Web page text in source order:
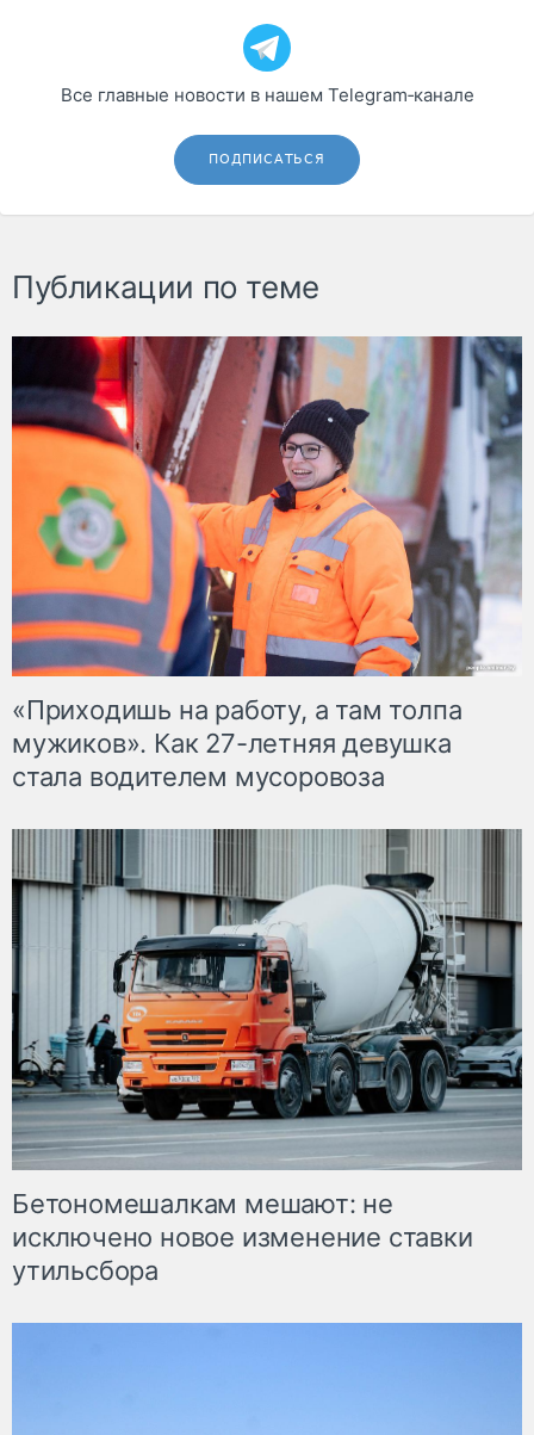
Все главные новости в нашем Telegram‑канале
ПОДПИСАТЬСЯ
Публикации по теме
«Приходишь на работу, а там толпа
мужиков». Как 27-летняя девушка
стала водителем мусоровоза
Бетономешалкам мешают: не
исключено новое изменение ставки
утильсбора